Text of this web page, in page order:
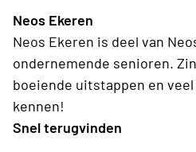
Neos Ekeren
Neos Ekeren is deel van
ondernemende senioren.
boeiende uitstappen en
kennen!
Snel terugvinden